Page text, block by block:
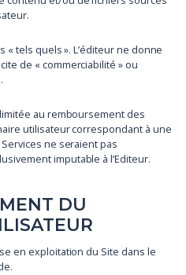
« tels quels ». L’éditeur ne donne
de « commerciabilité » ou
au remboursement des
utilisateur correspondant à une
ne seraient pas
imputable à l’Editeur.
DU
en exploitation du Site dans le